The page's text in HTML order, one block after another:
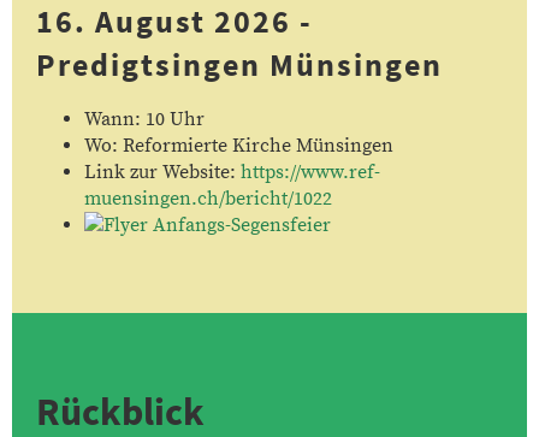
16. August 2026 -
Predigtsingen Münsingen
Wann: 10 Uhr
Wo: Reformierte Kirche Münsingen
Link zur Website: https://www.ref-
muensingen.ch/bericht/1022
Rückblick